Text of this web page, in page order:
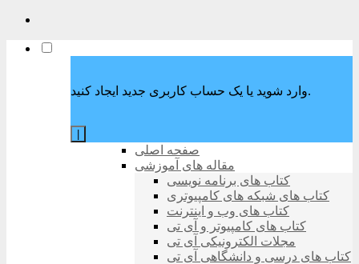
وارد شوید یا یک حساب کاربری جدید ایجاد کنید.
صفحه اصلی
مقاله های آموزشی
کتاب های برنامه نویسی
کتاب های شبکه های کامپیوتری
کتاب های وب و اینترنت
کتاب های کامپیوتر و آی تی
مجلات الکترونیکی آی تی
کتاب های درسی و دانشگاهی آی تی